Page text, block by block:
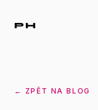
PH
← ZPĚT NA BLOG